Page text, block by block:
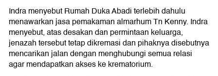
Indra menyebut Rumah Duka Abadi terlebih dahulu
menawarkan jasa pemakaman almarhum Tn Kenny. Indra
menyebut, atas desakan dan permintaan keluarga,
jenazah tersebut tetap dikremasi dan pihaknya disebutnya
mencarikan jalan dengan menghubungi semua relasi
agar mendapatkan akses ke krematorium.